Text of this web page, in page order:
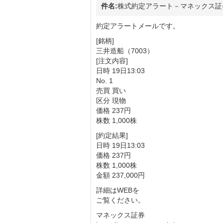
件名:株式約定アラート－マネックス
約定アラートメールです。
[銘柄]
三井造船（7003）
[注文内容]
日時 19日13:03
No. 1
売買 買い
区分 現物
価格 237円
株数 1,000株
[約定結果]
日時 19日13:03
価格 237円
株数 1,000株
金額 237,000円
詳細はWEBを
ご覧ください。
マネックス証券